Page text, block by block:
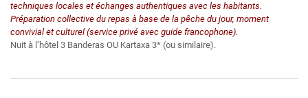
techniques locales et échanges authentiques avec les habitants.
Préparation collective du repas à base de la pêche du jour, moment
convivial et culturel (service privé avec guide francophone).
Nuit à l’hôtel 3 Banderas OU Kartaxa 3* (ou similaire).